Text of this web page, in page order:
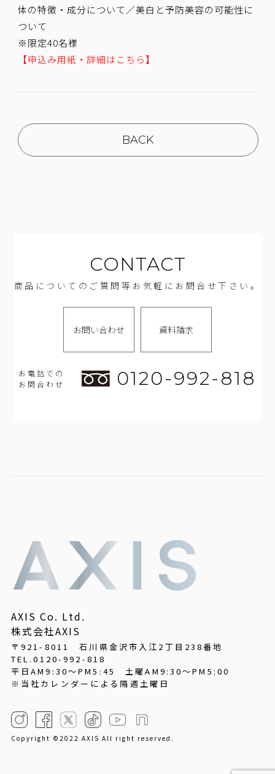
体の特徴・成分について／美白と予防美容の可能性に
ついて
※限定40名様
【申込み用紙・詳細はこちら】
BACK
CONTACT
商品についてのご質問等お気軽にお問合せ下さい。
お問い合わせ 資料請求
お電話での
お問合わせ
0120-992-818
AXIS Co. Ltd.
株式会社AXIS
〒921-8011 石川県金沢市入江2丁目238番地
TEL.0120-992-818
平日AM9:30～PM5:45土曜AM9:30～PM5:00
※当社カレンダーによる隔週土曜日
Copyright ©2022 AXIS All right reserved.